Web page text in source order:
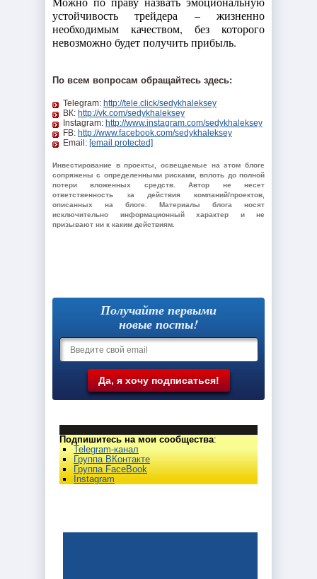
устойчивость трейдера – жизненно
необходимым качеством, без которого
невозможно будет получить прибыль.
По всем вопросам обращайтесь здесь:
Telegram: http://tele.click/sedykhaleksey
ВК: http://vk.com/sedykhaleksey
Instagram: http://www.instagram.com/sedykhaleksey
FB: http://www.facebook.com/sedykhaleksey
Email: [email protected]
Инвестирование в проекты, освещаемые на этом блоге
сопряжены с определенными рисками, вплоть до полной
потери вложенных средств. Автор не несет
ответственность за действия компаний/проектов,
описанных на блоге. Материалы блога носят
исключительно информационный характер и не
призывают ни к каким действиям.
Получайте первыми
новые посты!
Подпишитесь на мои сообщества:
Telegram-канал
Группа ВКонтакте
Группа FaceBook
Instagram